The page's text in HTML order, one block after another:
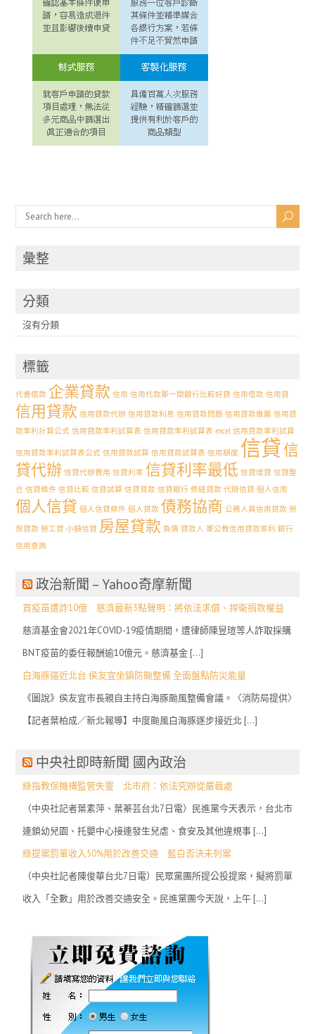
彙整
分類
沒有分類
標籤
代書借款 企業貸款 信用 信用代款那一間銀行比較好貸 信用借款 信用貸
信用貸款 信用貸款代辦 信用貸款利息 信用貸款問題 信用貸款推薦 信用貸
款率利計算公式 信用貸款率利試算表 信用貸款率利試算表 excel 信用貸款率利試算
信用貸款率利試算表公式 信用貸款試算 信用貸款試算表 信用額度 信貸信
貸代辦 信貸代辦費用 信貸利率 信貸利率最低 信貸增貸 信貸整
合 信貸條件 信貸比較 信貸試算 信貸貸款 信貸銀行 修繕貸款 代辦信貸 個人信用
個人信貸 個人信貸條件 個人貸款 債務協商 公務人員信用貸款 勞
保貸款 勞工貸 小額信貸 房屋貸款 負債 貸款人 軍公教信用貸款率利 銀行
信用查詢
政治新聞 – Yahoo奇摩新聞
買疫苗遭詐10億 慈濟最新3點聲明：將依法求償、捍衛捐款權益
慈濟基金會2021年COVID-19疫情期間，遭律師陳昱瑄等人詐取採購
BNT疫苗的委任報酬逾10億元。慈濟基金 […]
白海豚逼近北台 侯友宜坐鎮防颱整備 全面盤點防災能量
《圖說》侯友宜市長親自主持白海豚颱風整備會議。〈消防局提供〉
【記者葉柏成／新北報導】中度颱風白海豚逐步接近北 […]
中央社即時新聞 國內政治
綠指教保機構監管失靈 北市府：依法究辦從嚴裁處
（中央社記者葉素萍、葉蓁芸台北7日電）民進黨今天表示，台北市
連鎖幼兒園、托嬰中心接連發生兒虐、食安及其他違規事 […]
綠提案罰單收入50%用於改善交通 藍白否決未列案
（中央社記者陳俊華台北7日電）民眾黨團所提公投提案，擬將罰單
收入「全數」用於改善交通安全。民進黨團今天說，上午 […]